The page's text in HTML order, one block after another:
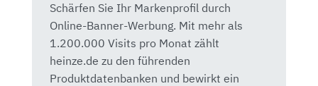
Schärfen Sie Ihr Markenprofil durch
Online-Banner-Werbung. Mit mehr als
1.200.000 Visits pro Monat zählt
heinze.de zu den führenden
Produktdatenbanken und bewirkt ein